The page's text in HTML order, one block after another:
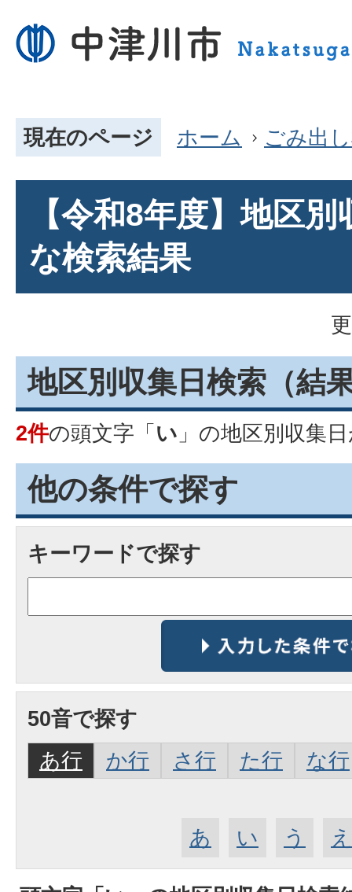
現在のページ ホーム ごみ出
【令和8年度】地区
な検索結果
地区別収集日検索 （結
2件の頭文字「 い 」の地区別収集日
他の条件で探す
キーワードで探す
50音で探す
あ行
か行 さ行 た行 な行
あ い う え